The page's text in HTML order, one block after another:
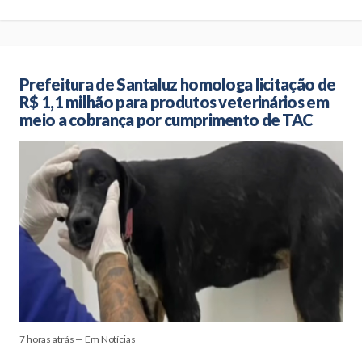
Prefeitura de Santaluz homologa licitação de
R$ 1,1 milhão para produtos veterinários em
meio a cobrança por cumprimento de TAC
7 horas atrás — Em Notícias